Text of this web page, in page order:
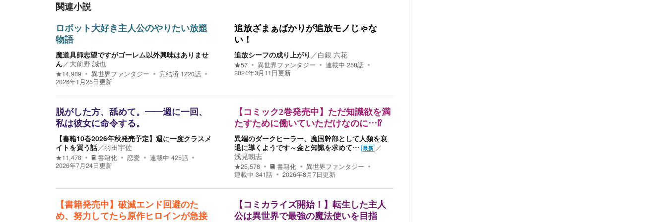
関連小説
ロボット大好き主人公のやりたい放題
物語
魔道具師志望ですがゴーレム以外興味はありませ
ん／大前野 誠也
★14,989 異世界ファンタジー 完結済 1220話
2026年1月25日更新
追放ざまぁばかりが追放モノじゃな
い！
追放シーフの成り上がり ／白銀 六花
★57 異世界ファンタジー 連載中 258話
2024年3月11日更新
脱がした方、舐めて。――週に一回、
私は彼女に命令する。
【書籍10巻2026年秋発売予定】週に一度クラスメ
イトを買う話／羽田宇佐
★11,478 書籍化 恋愛 連載中 425話
2026年7月24日更新
【コミック2巻発売中】ただ知識欲を満
たすために働いていただけなのに…⁉
異端のダークヒーラー、魔国幹部として人類を衰
退に導くようです～金と知識を求めて… 最新 ／
浅見朝志
★25,578 書籍化
異世界ファンタジー
連載中 341話 2026年8月7日更新
【書籍発売中】破滅エンド回避のた
め、努力してたら原作ヒロインが急接
【コミカライズ開始！】転生した主人
公は異世界で最強の魔法使いを目指